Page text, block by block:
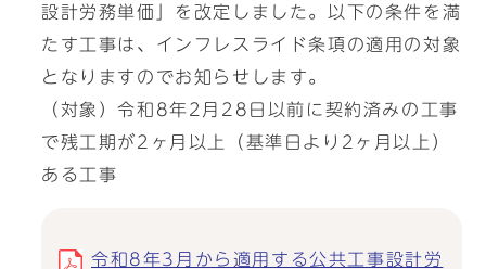
設計労務単価」を改定しました。以下の条件を満
たす工事は、インフレスライド条項の適用の対象
となりますのでお知らせします。
（対象）令和8年2月28日以前に契約済みの工事
で残工期が2ヶ月以上（基準日より2ヶ月以上）
ある工事
令和8年3月から適用する公共工事設計労